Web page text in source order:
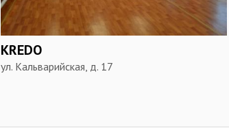
KREDO
ул. Кальварийская, д. 17